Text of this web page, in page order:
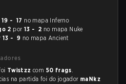
19 - 17 no mapa Inferno
2 por 13 - 2 no mapa Nuke
13 - 9 no mapa Ancient
Twistzz com 50 frags.
na partida foi do jogador maNkz